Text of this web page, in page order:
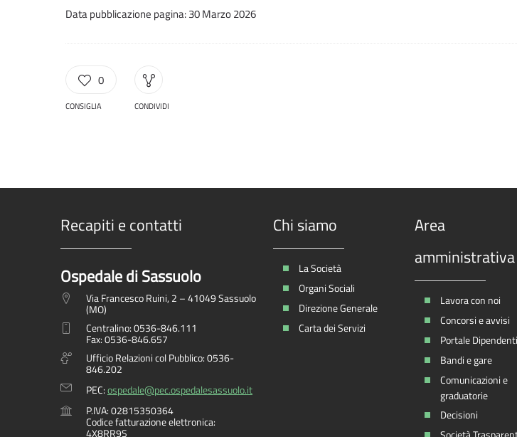
Data pubblicazione pagina: 30 Marzo 2026
0
CONSIGLIA CONDIVIDI
Recapiti e contatti
Ospedale di Sassuolo
Via Francesco Ruini, 2 – 41049 Sassuolo
(MO)
Centralino: 0536-846.111
Fax: 0536-846.657
Ufficio Relazioni col Pubblico: 0536-
846.202
PEC:ospedale@pec.ospedalesassuolo.it
P.IVA: 02815350364
Codice fatturazione elettronica:
4X8RR9S
Chi siamo
La Società
Organi Sociali
Direzione Generale
Carta dei Servizi
Area
amministrativa
Lavora con noi
Concorsi e avvisi
Portale Dipendenti
Bandi e gare
Comunicazioni e
graduatorie
Decisioni